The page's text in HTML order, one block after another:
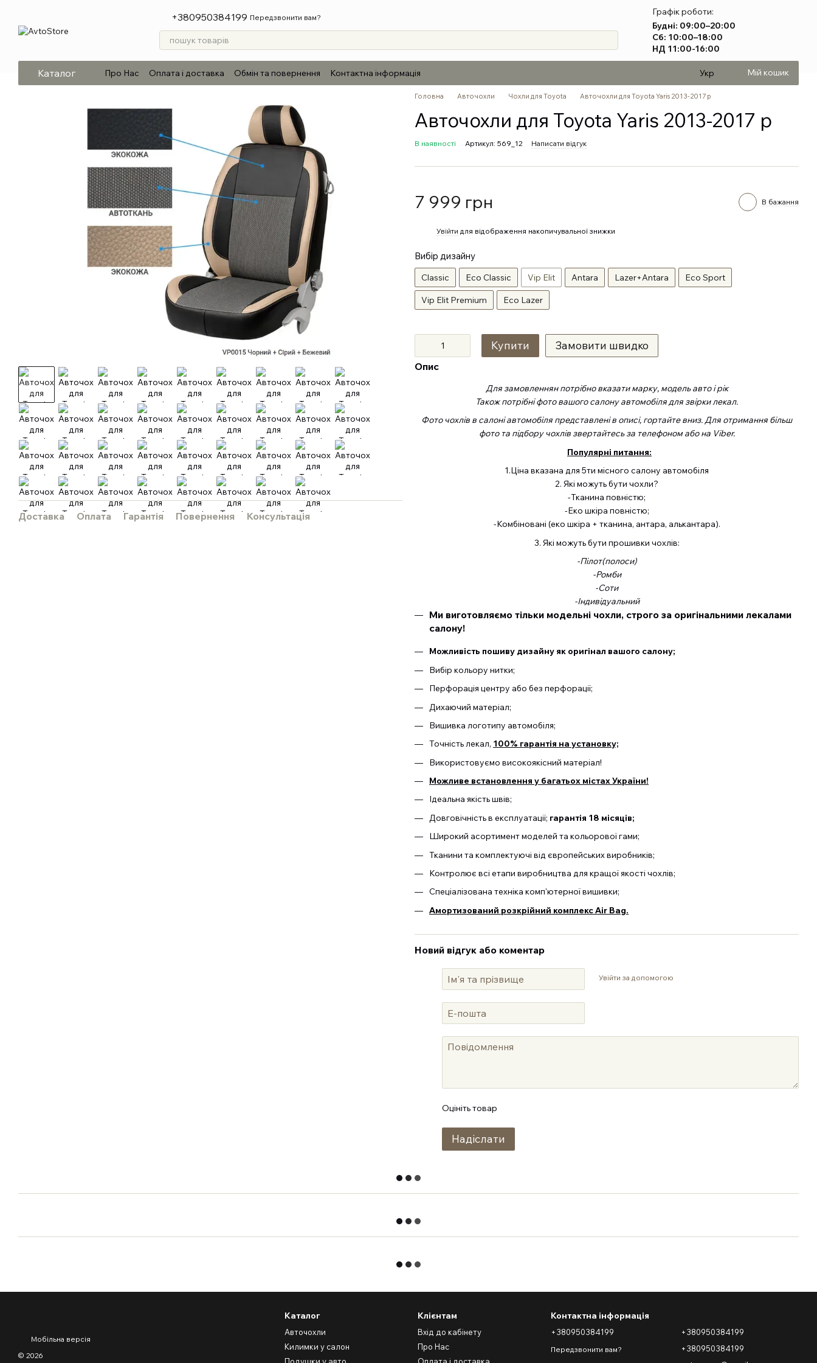
+380950384199 Передзвонити вам?
Графік роботи:
Будні: 09:00–20:00
Сб: 10:00–18:00
НД 11:00-16:00
Каталог Про Нас Оплата і доставка Обмін та повернення Контактна інформація Укр Мій кошик
Доставка Оплата Гарантія Повернення Консультація
Головна Авточохли Чохли для Toyota Авточохли для Toyota Yaris 2013-2017 р
Авточохли для Toyota Yaris 2013-2017 р
В наявності Артикул: 569_12 Написати відгук
7 999 грн В бажання
Увійти для відображення накопичувальної знижки
Вибір дизайну
Classic Eco Classic Vip Elit Antara Lazer+Antara Eco Sport
Vip Elit Premium Eco Lazer
Купити Замовити швидко
Опис
Для замовленнян потрібно вказати марку, модель авто і рік
Також потрібні фото вашого салону автомобіля для звірки лекал.
Фото чохлів в салоні автомобіля представлені в описі, гортайте вниз. Для отримання більш
фото та підбору чохлів звертайтесь за телефоном або на Viber.
Популярні питання:
1.Ціна вказана для 5ти місного салону автомобіля
2. Які можуть бути чохли?
-Тканина повністю;
-Еко шкіра повністю;
-Комбіновані (еко шкіра + тканина, антара, алькантара).
3. Які можуть бути прошивки чохлів:
-Пілот(полоси)
-Ромби
-Соти
-Індивідуальний
Ми виготовляємо тільки модельні чохли, строго за оригінальними лекалами
салону!
Можливість пошиву дизайну як оригінал вашого салону;
Вибір кольору нитки;
Перфорація центру або без перфорації;
Дихаючий матеріал;
Вишивка логотипу автомобіля;
Точність лекал, 100% гарантія на установку;
Використовуємо високоякісний матеріал!
Можливе встановлення у багатьох містах України!
Ідеальна якість швів;
Довговічність в експлуатації; гарантія 18 місяців;
Широкий асортимент моделей та кольорової гами;
Тканини та комплектуючі від європейських виробників;
Контролює всі етапи виробництва для кращої якості чохлів;
Спеціалізована техніка комп'ютерної вишивки;
Амортизований розкрійний комплекс Air Bag.
Новий відгук або коментар
Увійти за допомогою
Оцініть товар
Надіслати
Мобільна версія
© 2026
Каталог
Авточохли
Килимки у салон
Клієнтам
Вхід до кабінету
Про Нас
Контактна інформація
+380950384199
Передзвонити вам?
+380950384199
+380950384199